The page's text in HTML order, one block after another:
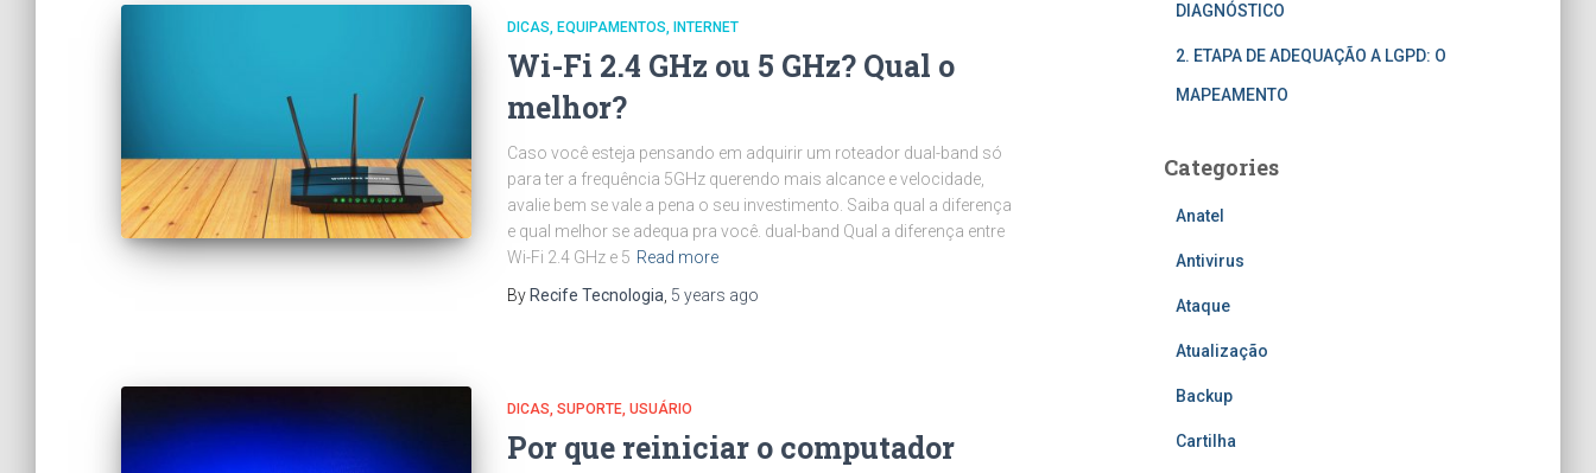
DICAS EQUIPAMENTOS INTERNET
Wi-Fi 2.4 GHz ou 5 GHz? Qual o
melhor?
Caso você esteja pensando em adquirir um roteador dual-band só
para ter a frequência 5GHz querendo mais alcance e velocidade,
avalie bem se vale a pena o seu investimento. Saiba qual a diferença
e qual melhor se adequa pra você. dual-band Qual a diferença entre
Wi-Fi 2.4 GHz e 5 Read more
By Recife Tecnologia 5 years ago
DICAS SUPORTE USUÁRIO
Por que reiniciar o computador
DIAGNÓSTICO
2. ETAPA DE ADEQUAÇÃO A LGPD: O
MAPEAMENTO
Categories
Anatel
Antivirus
Ataque
Atualização
Backup
Cartilha